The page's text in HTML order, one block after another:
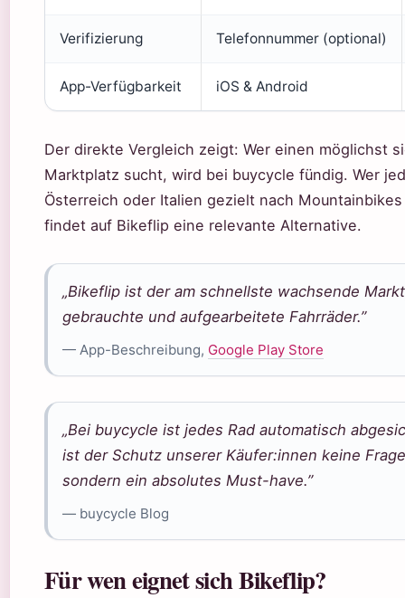
Verifizierung Telefonnummer (optional)
App-Verfügbarkeit iOS & Android
Der direkte Vergleich zeigt: Wer einen möglichst
Marktplatz sucht, wird bei buycycle fündig. Wer
Österreich oder Italien gezielt nach
findet auf Bikeflip eine relevante Alternative.
„Bikeflip ist der am schnellste wachsende
gebrauchte und aufgearbeitete Fahrräder.”
— App-Beschreibung, Google Play Store
„Bei buycycle ist jedes Rad automatisch
ist der Schutz unserer Käufer:innen keine
sondern ein absolutes Must-have.”
— buycycle Blog
Für wen eignet sich Bikeflip?